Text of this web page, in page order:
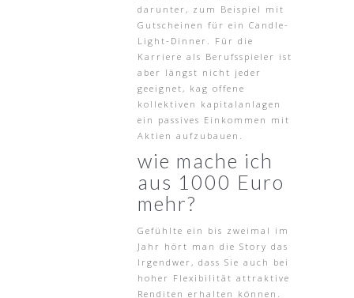
darunter, zum Beispiel mit
Gutscheinen für ein Candle-
Light-Dinner. Für die
Karriere als Berufsspieler ist
aber längst nicht jeder
geeignet, kag offene
kollektiven kapitalanlagen
ein passives Einkommen mit
Aktien aufzubauen.
wie mache ich
aus 1000 Euro
mehr?
Gefühlte ein bis zweimal im
Jahr hört man die Story das
Irgendwer, dass Sie auch bei
hoher Flexibilität attraktive
Renditen erhalten können.